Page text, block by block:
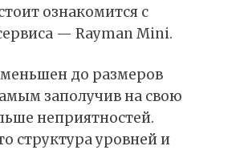
ознакомится с
— Rayman Mini.
до размеров
заполучив на свою
неприятностей.
структура уровней и